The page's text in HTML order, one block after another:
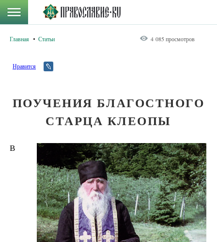
Главная Статьи 4 085 просмотров
Нравится
ПОУЧЕНИЯ БЛАГОСТНОГО
СТАРЦА КЛЕОПЫ
В